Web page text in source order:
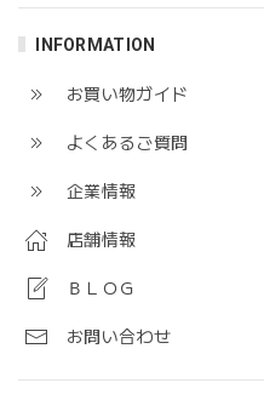
INFORMATION
お買い物ガイド
よくあるご質問
企業情報
店舗情報
ＢＬＯＧ
お問い合わせ